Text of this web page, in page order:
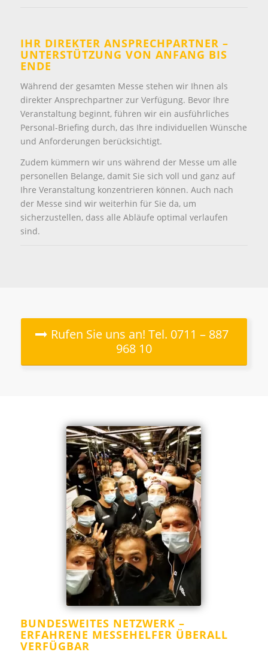
IHR DIREKTER ANSPRECHPARTNER –
UNTERSTÜTZUNG VON ANFANG BIS
ENDE
Während der gesamten Messe stehen wir Ihnen als
direkter Ansprechpartner zur Verfügung. Bevor Ihre
Veranstaltung beginnt, führen wir ein ausführliches
Personal-Briefing durch, das Ihre individuellen Wünsche
und Anforderungen berücksichtigt.
Zudem kümmern wir uns während der Messe um alle
personellen Belange, damit Sie sich voll und ganz auf
Ihre Veranstaltung konzentrieren können. Auch nach
der Messe sind wir weiterhin für Sie da, um
sicherzustellen, dass alle Abläufe optimal verlaufen
sind.
Rufen Sie uns an! Tel. 0711 – 887
968 10
BUNDESWEITES NETZWERK –
ERFAHRENE MESSEHELFER ÜBERALL
VERFÜGBAR